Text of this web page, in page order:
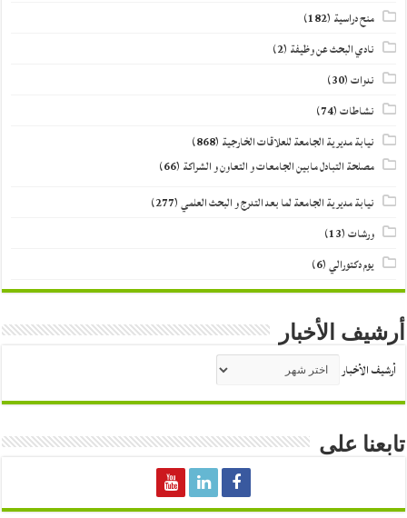
منح دراسية (182)
نادي البحث عن وظيفة (2)
ندوات(30)
نشاطات(74)
نيابة مديرية الجامعة للعلاقات الخارجية (868)
مصلحة التبادل مابين الجامعات و التعاون و الشراكة (66)
نيابة مديرية الجامعة لما بعد التدرج و البحث العلمي(277)
ورشات(13)
يوم دكتورالي(6)
أرشيف الأخبار
أرشيف الأخبار
تابعنا على